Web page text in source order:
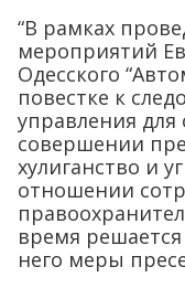
“В рамках
мероприятий
Одесского
повестке к
управления
совершении
хулиганство и
отношении
время
него меры